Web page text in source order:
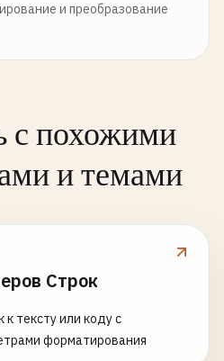
и преобразование
с похожими
и темами
Строк
тексту или коду с
форматирования